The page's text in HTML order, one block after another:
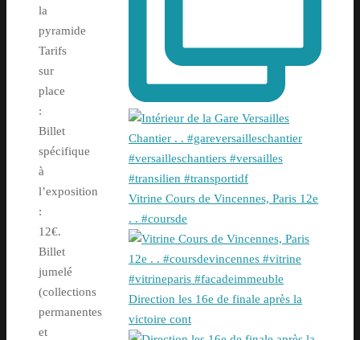
la
pyramide
Tarifs
sur
place
:
Billet
spécifique
à
l’exposition
:
12€.
Billet
jumelé
(collections
permanentes
et
Vitrine Cours de Vincennes, Paris 12e
. . #coursde
Direction les 16e de finale après la
victoire cont